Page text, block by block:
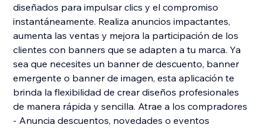
diseñados para impulsar clics y el compromiso
instantáneamente. Realiza anuncios impactantes,
aumenta las ventas y mejora la participación de los
clientes con banners que se adapten a tu marca. Ya
sea que necesites un banner de descuento, banner
emergente o banner de imagen, esta aplicación te
brinda la flexibilidad de crear diseños profesionales
de manera rápida y sencilla. Atrae a los compradores
- Anuncia descuentos, novedades o eventos